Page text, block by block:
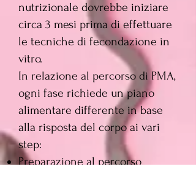
nutrizionale dovrebbe iniziare
circa 3 mesi prima di effettuare
le tecniche di fecondazione in
vitro.
In relazione al percorso di PMA,
ogni fase richiede un piano
alimentare differente in base
alla risposta del corpo ai vari
step:
Preparazione al percorso